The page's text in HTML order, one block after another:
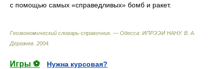
с помощью самых «справедливых» бомб и ракет.
Геоэкономический словарь-справочник. — Одесса: ИПРЭЭИ НАНУ. В. А.
Дергачев 2004
Игры ⚽
Нужна курсовая?